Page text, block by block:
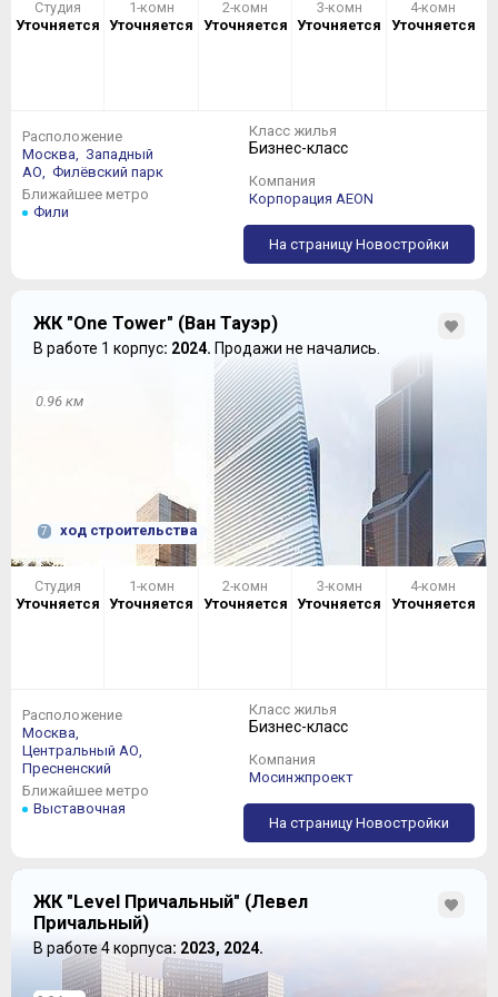
ПЛАНИРОВКИ В КОРПУСАХ ВТОРОЙ ОЧЕРЕДИ
корпуса №9расположено по
Корпус №10 в этом плане выглядит тоже очень
достойно со своими четырьмя-пятью квартирами на
этаже:
Студий тут уже нет, а большинствооднокомнатных
Студия
Уточняется
1-комн
Уточняется
2-комн
Уточняется
3-комн
Уточняется
4-комн
Уточняется
Расположение
Москва,
Западный
АО,
Филёвский парк
Ближайшее метро
Фили
Класс жилья
Бизнес-класс
Компания
Корпорация AEON
На страницу Новостройки
ЖК "One Tower" (Ван Тауэр)
В работе 1 корпус: 2024. Продажи не начались.
0.96 км
7 ход строительства
Студия
Уточняется
1-комн
Уточняется
2-комн
Уточняется
3-комн
Уточняется
4-комн
Уточняется
Расположение
Москва,
Центральный АО,
Пресненский
Ближайшее метро
Выставочная
Класс жилья
Бизнес-класс
Компания
Мосинжпроект
На страницу Новостройки
ЖК "Level Причальный" (Левел
Причальный)
В работе 4 корпуса: 2023, 2024.